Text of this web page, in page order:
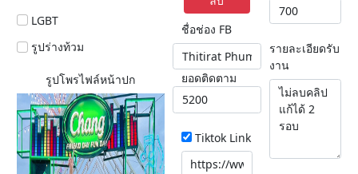
LGBT
รูปร่างท้วม
รูปโพรไฟล์หน้าปก
ชื่อช่อง FB
ยอดติดตาม
Tiktok Link
รายละเอียดรับ
งาน